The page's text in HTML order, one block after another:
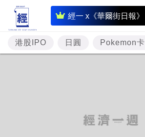
經一 x《華爾街日報》
即
時
財
經
港股IPO 日圓 Pokemon卡